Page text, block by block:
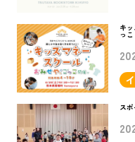
キ
っこ
ス